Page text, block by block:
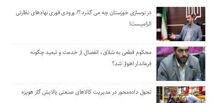
در نوسازی خوزستان چه می گذرد ؟/ ورودی فوری نهادهای نظارتی
الزامیست!
محکوم قطعی به شلاق ، انفصال از خدمت و تبعید چگونه
فرماندار اهواز شد؟
تحول داده‌محور در مدیریت کالاهای صنعتی پالایش گاز هویزه